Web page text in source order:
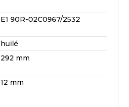
E1 90R-02C0967/2532
huilé
292 mm
12 mm